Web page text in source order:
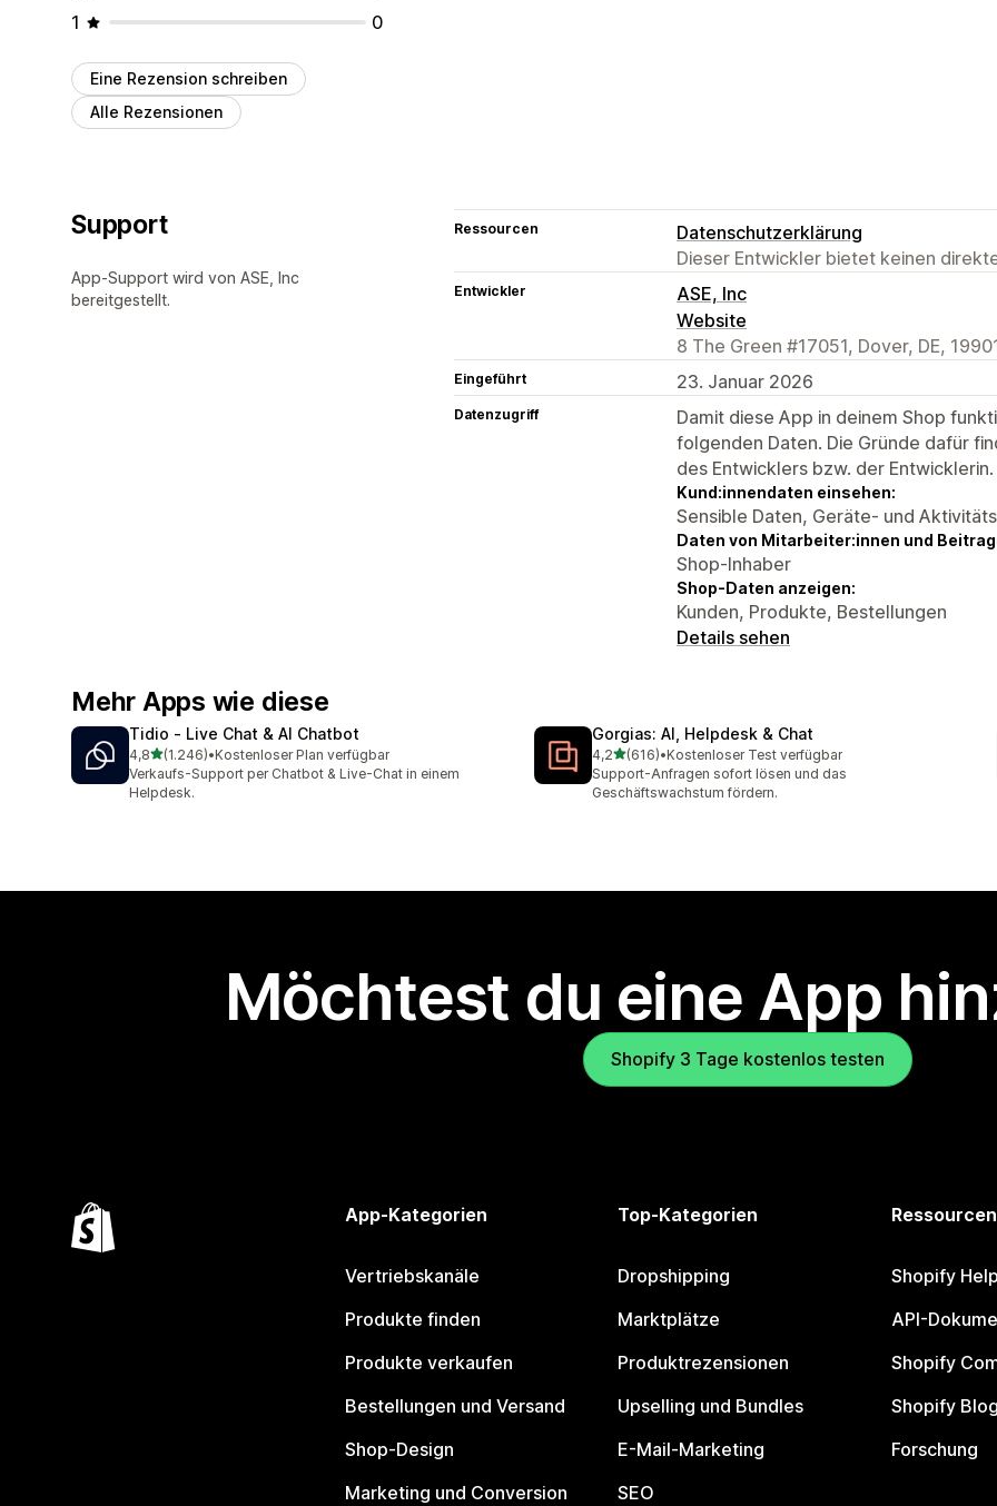
1
0
Eine Rezension schreiben
Alle Rezensionen
Support
App-Support wird von ASE, Inc
bereitgestellt.
Ressourcen
Datenschutzerklärung
Dieser Entwickler bietet keinen
Entwickler
ASE, Inc
Website
8 The Green #17051, Dover, DE,
Eingeführt 23. Januar 2026
Datenzugriff
Damit diese App in deinem Shop
folgenden Daten. Die Gründe dafür
des Entwicklers bzw. der Entwicklerin.
Kund:innendaten einsehen:
Sensible Daten, Geräte- und
Daten von Mitarbeiter:innen und
Shop-Inhaber
Shop-Daten anzeigen:
Kunden, Produkte, Bestellungen
Details sehen
Mehr Apps wie diese
Tidio ‑ Live Chat & AI Chatbot
4,8von 5 Sternen
(1.246)
1246 Rezensionen insgesamt
•Kostenloser Plan verfügbar
Verkaufs-Support per Chatbot & Live-Chat in einem
Helpdesk.
Gorgias: AI, Helpdesk & Chat
4,2von 5 Sternen
(616)
616 Rezensionen insgesamt
•Kostenloser Test verfügbar
Support-Anfragen sofort lösen und das
Geschäftswachstum fördern.
Möchtest du eine App
Shopify 3 Tage kostenlos testen
App-Kategorien
Vertriebskanäle
Produkte finden
Produkte verkaufen
Bestellungen und Versand
Shop-Design
Marketing und Conversion
Top-Kategorien
Dropshipping
Marktplätze
Produktrezensionen
Upselling und Bundles
E-Mail-Marketing
SEO
Ressourcen
Shopify
API-
Shopify
Shopify Blog
Forschung